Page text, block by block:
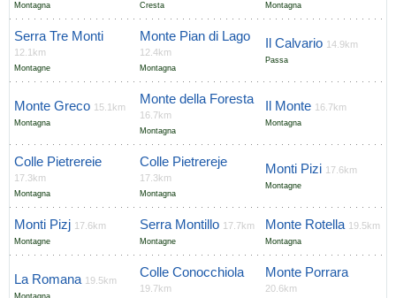
Montagna Cresta Montagna
Serra Tre Monti
12.1km
Montagne
Monte Pian di Lago
12.4km
Montagna
Il Calvario 14.9km
Passa
Monte Greco 15.1km
Montagna
Monte della Foresta
16.7km
Montagna
Il Monte 16.7km
Montagna
Colle Pietrereie
17.3km
Montagna
Colle Pietrereje
17.3km
Montagna
Monti Pizi 17.6km
Montagne
Monti Pizj 17.6km
Montagne
Serra Montillo 17.7km
Montagne
Monte Rotella 19.5km
Montagna
La Romana 19.5km
Montagna
Colle Conocchiola
19.7km
Monte Porrara
20.6km